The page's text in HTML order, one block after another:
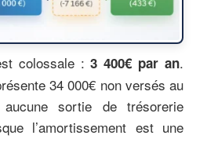
colossale :3 400€ par an.
34 000€ non versés au
sortie de trésorerie
l’amortissement est une